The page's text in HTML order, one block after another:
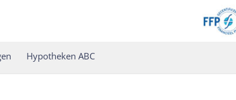
Hypotheken ABC